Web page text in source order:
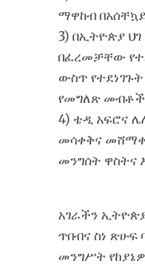
ማዋከብ
3) በኢትዮጵያ
በፈረመቻቸው
ውስጥ የተደነገጉት
የመግለጽ መብቶች
4) ቴዲ አፍሮና
መሳቀቅና
መንግሰት ዋስትና
አገራችን ኢትዮጵያ
ጥበብና ስነ ጽሁፍ
መንግሥት